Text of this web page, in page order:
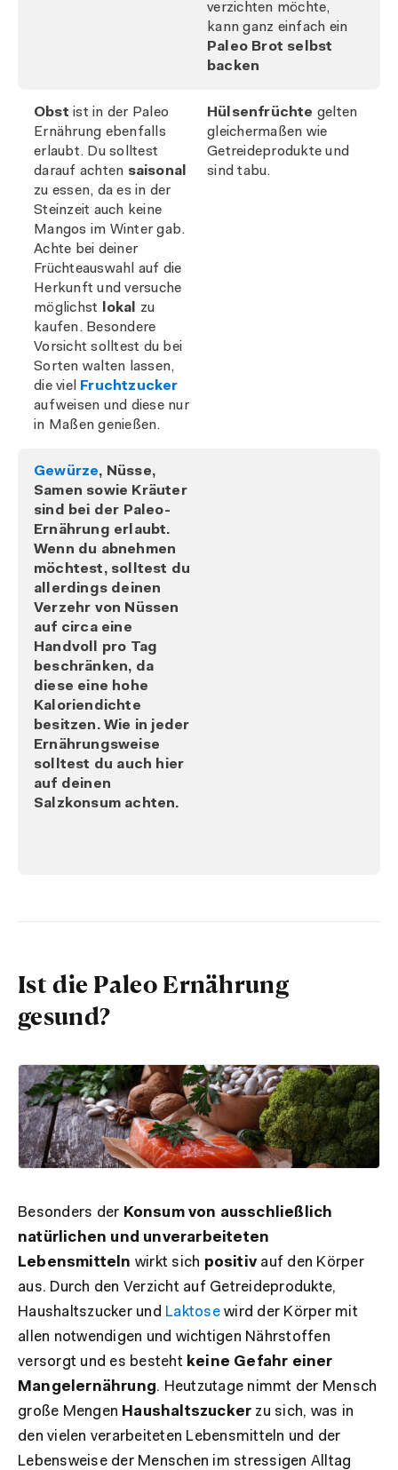
verzichten möchte,
kann ganz einfach ein
Paleo Brot selbst
backen
Obst ist in der Paleo
Ernährung ebenfalls
erlaubt. Du solltest
darauf achten saisonal
zu essen, da es in der
Steinzeit auch keine
Mangos im Winter gab.
Achte bei deiner
Früchteauswahl auf die
Herkunft und versuche
möglichst
lokal zu
kaufen. Besondere
Vorsicht solltest du bei
Sorten walten lassen,
die viel
Fruchtzucker
aufweisen und diese nur
in Maßen genießen.
Hülsenfrüchte gelten
gleichermaßen wie
Getreideprodukte und
sind tabu.
Gewürze, Nüsse,
Samen sowie Kräuter
sind bei der Paleo-
Ernährung erlaubt.
Wenn du abnehmen
möchtest, solltest du
allerdings deinen
Verzehr von Nüssen
auf circa eine
Handvoll pro Tag
beschränken, da
diese eine hohe
Kaloriendichte
besitzen. Wie in jeder
Ernährungsweise
solltest du auch hier
auf deinen
Salzkonsum achten.
Ist die Paleo Ernährung
gesund?
Besonders der Konsum von ausschließlich
natürlichen und unverarbeiteten
Lebensmitteln wirkt sich positiv auf den Körper
aus. Durch den Verzicht auf Getreideprodukte,
Haushaltszucker und Laktosewird der Körper mit
allen notwendigen und wichtigen Nährstoffen
versorgt und es besteht keine Gefahr einer
Mangelernährung. Heutzutage nimmt der Mensch
große Mengen Haushaltszucker zu sich, was in
den vielen verarbeiteten Lebensmitteln und der
Lebensweise der Menschen im stressigen Alltag